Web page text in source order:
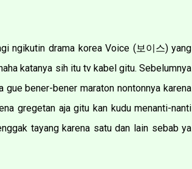
ngikutin drama korea Voice (보이스) yang
katanya sih itu tv kabel gitu. Sebelumnya
gue bener-bener maraton nontonnya karena
gregetan aja gitu kan kudu menanti-nanti
tayang karena satu dan lain sebab ya